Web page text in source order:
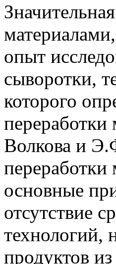
опыт
сыворотки,
которого
Волкова и
основные
отсутствие
технологий,
продуктов